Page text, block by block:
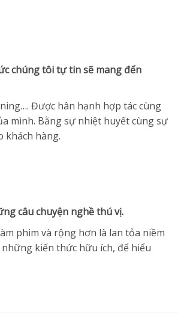
chúng tôi tự tin sẽ mang đến
Được hân hạnh hợp tác cùng
mình. Bằng sự nhiệt huyết cùng sự
khách hàng.
câu chuyện nghề thú vị.
phim và rộng hơn là lan tỏa niềm
kiến thức hữu ích, để hiểu